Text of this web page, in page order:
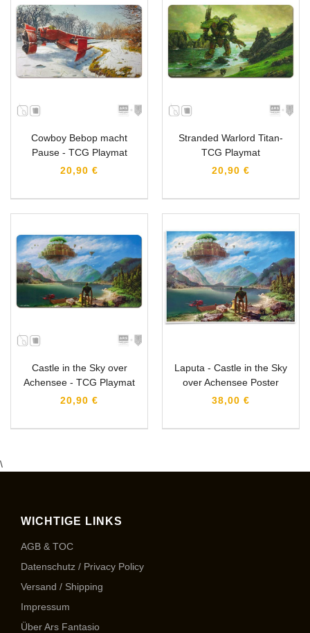
Cowboy Bebop macht
Pause - TCG Playmat
20,90 €
Stranded Warlord Titan-
TCG Playmat
20,90 €
Castle in the Sky over
Achensee - TCG Playmat
20,90 €
Laputa - Castle in the Sky
over Achensee Poster
38,00 €
\
WICHTIGE LINKS
AGB & TOC
Datenschutz / Privacy Policy
Versand / Shipping
Impressum
Über Ars Fantasio